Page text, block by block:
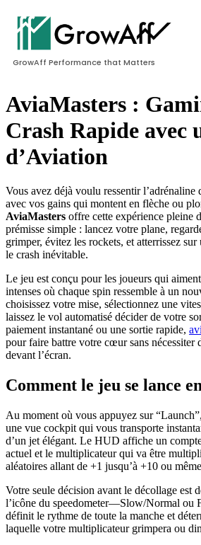
GrowAff Performance that Matters
AviaMasters :
Crash Rapide avec
d’Aviation
Vous avez déjà voulu ressentir l’adrénaline
avec vos gains qui montent en flèche ou
AviaMasters offre cette expérience pleine
prémisse simple : lancez votre plane,
grimper, évitez les rockets, et atterrissez
le crash inévitable.
Le jeu est conçu pour les joueurs qui
intenses où chaque spin ressemble à un
choisissez votre mise, sélectionnez une
laissez le vol automatisé décider de votre
paiement instantané ou une sortie rapide,
pour faire battre votre cœur sans nécessiter
devant l’écran.
Comment le jeu se lance
Au moment où vous appuyez sur
une vue cockpit qui vous transporte
d’un jet élégant. Le HUD affiche un
actuel et le multiplicateur qui va être
aléatoires allant de +1 jusqu’à +10 ou
Votre seule décision avant le décollage est
l’icône du speedometer—Slow/Normal ou
définit le rythme de toute la manche et
laquelle votre multiplicateur grimpera ou